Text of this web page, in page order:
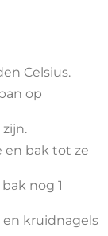
Celsius.
op
en bak tot ze
nog 1
en kruidnagels